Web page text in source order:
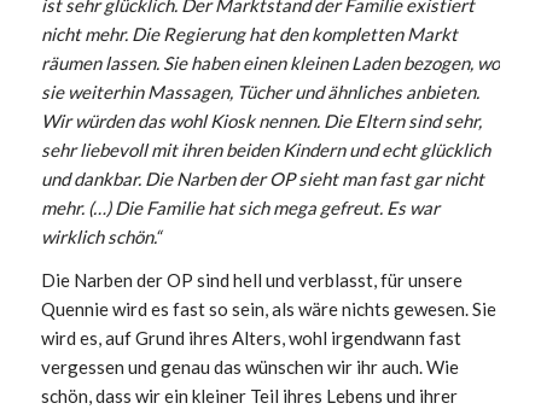
nicht mehr. Die Regierung hat den kompletten Markt
räumen lassen. Sie haben einen kleinen Laden bezogen, wo
sie weiterhin Massagen, Tücher und ähnliches anbieten.
Wir würden das wohl Kiosk nennen. Die Eltern sind sehr,
sehr liebevoll mit ihren beiden Kindern und echt glücklich
und dankbar. Die Narben der OP sieht man fast gar nicht
mehr. (…) Die Familie hat sich mega gefreut. Es war
wirklich schön.“
Die Narben der OP sind hell und verblasst, für unsere
Quennie wird es fast so sein, als wäre nichts gewesen. Sie
wird es, auf Grund ihres Alters, wohl irgendwann fast
vergessen und genau das wünschen wir ihr auch. Wie
schön, dass wir ein kleiner Teil ihres Lebens und ihrer